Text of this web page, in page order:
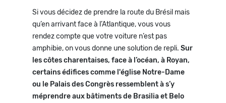
Si vous décidez de prendre la route du Brésil mais
qu’en arrivant face à l’Atlantique, vous vous
rendez compte que votre voiture n’est pas
amphibie, on vous donne une solution de repli. Sur
les côtes charentaises, face à l’océan, à Royan,
certains édifices comme l'église Notre-Dame
ou le Palais des Congrès ressemblent à s’y
méprendre aux bâtiments de Brasilia et Belo